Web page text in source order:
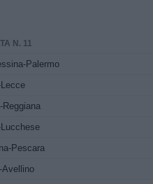
N. 11
Palermo
Reggiana
Pescara
Avellino